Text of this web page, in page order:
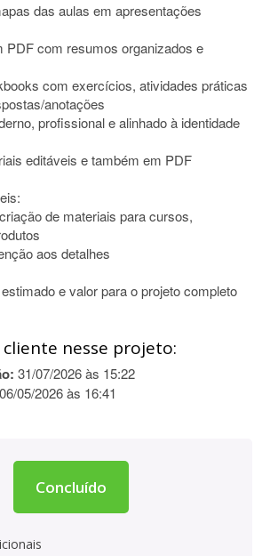
das aulas em apresentações
PDF com resumos organizados e
com exercícios, atividades práticas
anotações
profissional e alinhado à identidade
editáveis e também em PDF
de materiais para cursos,
aos detalhes
e valor para o projeto completo
nesse projeto:
31/07/2026 às 15:22
06/05/2026 às 16:41
Concluído